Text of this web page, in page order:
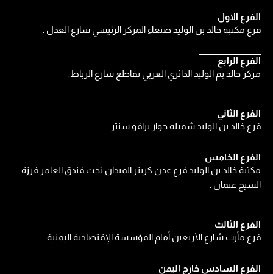
الفرع الثالث
فرع مأرب شارع الأربعين أمام المؤسسة الإقتصادية اليمنية.
الفرع السادس خارج اليمن
الفرع الثاني
فرع خالد بن الوليد شميله جوار برافو سنتر
الفرع الخامس
مكتبة خالد بن الوليد فرع عدن كريتر الميدان تحت فندق العامر فرزة
الشيخ عثمان .
الفرع الاول
فرع مكتبة خالد بن الوليد صنعاء المركز الرئيسي شارع العدل .
الفرع الرابع
مركز خالد بم الوليد الدائري الغربي تقاطع شارع الرباط.